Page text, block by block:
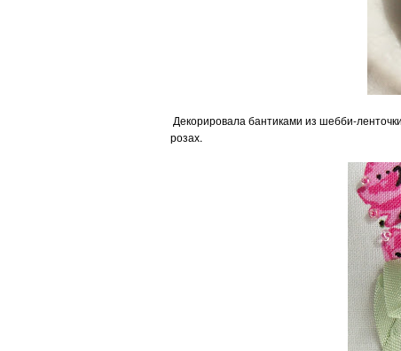
Декорировала бантиками из шебби-
розах.